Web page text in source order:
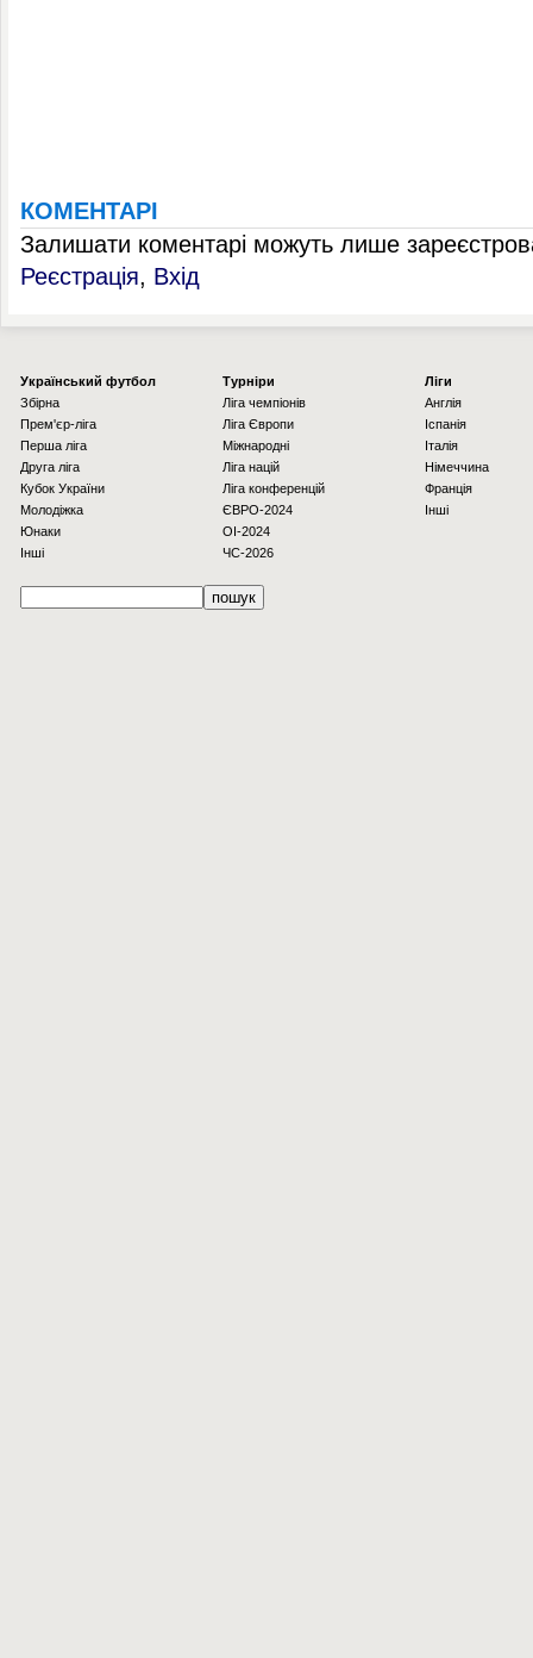
КОМЕНТАРІ
Залишати коментарі можуть лише
Реєстрація, Вхід
Українcький футбол
Збірна
Прем'єр-ліга
Перша ліга
Друга ліга
Кубок України
Молодіжка
Юнаки
Інші
Турніри
Ліга чемпіонів
Ліга Європи
Міжнародні
Ліга націй
Ліга конференцій
ЄВРО-2024
OI-2024
ЧС-2026
Ліги
Англія
Іспанія
Італія
Німеччина
Франція
Інші